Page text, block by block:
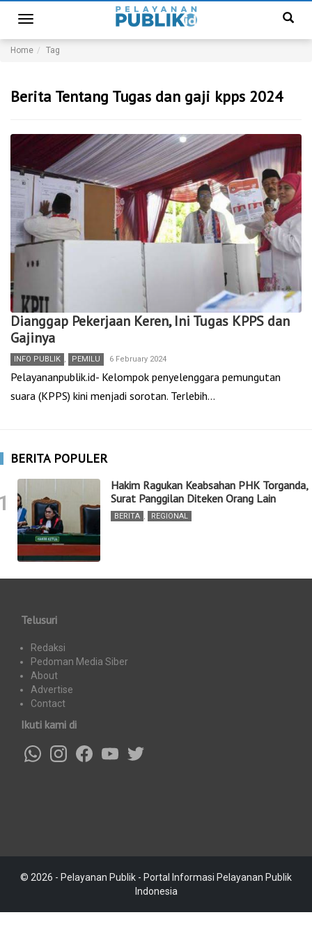
Toggle
navigation
Home Tag
Berita Tentang Tugas dan gaji kpps 2024
Dianggap Pekerjaan Keren, Ini Tugas KPPS dan
Gajinya
INFO PUBLIK PEMILU 6 February 2024
Pelayananpublik.id- Kelompok penyelenggara pemungutan
suara (KPPS) kini menjadi sorotan. Terlebih…
BERITA POPULER
Hakim Ragukan Keabsahan PHK Torganda,
Surat Panggilan Diteken Orang Lain
BERITA REGIONAL
Telusuri
Redaksi
Pedoman Media Siber
About
Advertise
Contact
Ikuti kami di
© 2026 - Pelayanan Publik - Portal Informasi Pelayanan Publik
Indonesia